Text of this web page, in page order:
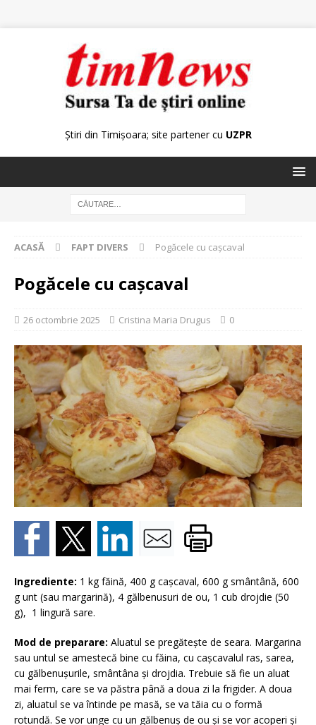
Știri din Timișoara; site partener cu UZPR
ACASĂ FAPT DIVERS Pogăcele cu cașcaval
Pogăcele cu cașcaval
26 octombrie 2025 Cristina Maria Drugus 0
Ingrediente: 1 kg făină, 400 g cașcaval, 600 g smântână, 600
g unt (sau margarină), 4 gălbenusuri de ou, 1 cub drojdie (50
g), 1 lingură sare.
Mod de preparare: Aluatul se pregătește de seara. Margarina
sau untul se amestecă bine cu făina, cu cașcavalul ras, sarea,
cu gălbenușurile, smântâna și drojdia. Trebuie să fie un aluat
mai ferm, care se va păstra până a doua zi la frigider. A doua
zi, aluatul se va întinde pe masă, se va tăia cu o formă
rotundă. Se vor unge cu un gălbenuș de ou și se vor acoperi și